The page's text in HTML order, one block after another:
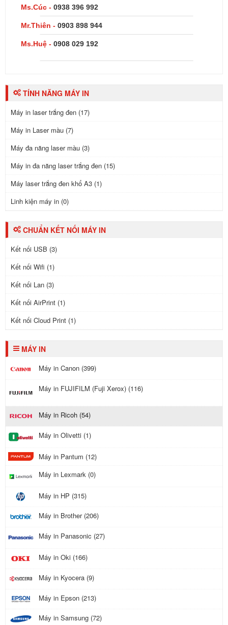
Ms.Cúc - 0938 396 992
Mr.Thiên - 0903 898 944
Ms.Huệ - 0908 029 192
TÍNH NĂNG MÁY IN
Máy in laser trắng đen (17)
Máy in Laser màu (7)
Máy đa năng laser màu (3)
Máy in đa năng laser trắng đen (15)
Máy laser trắng đen khổ A3 (1)
Linh kiện máy in (0)
CHUẨN KẾT NỐI MÁY IN
Kết nối USB (3)
Kết nối Wifi (1)
Kết nối Lan (3)
Kết nối AirPrint (1)
Kết nối Cloud Print (1)
MÁY IN
Máy in Canon (399)
Máy in FUJIFILM (Fuji Xerox) (116)
Máy in Ricoh (54)
Máy in Olivetti (1)
Máy in Pantum (12)
Máy in Lexmark (0)
Máy in HP (315)
Máy in Brother (206)
Máy in Panasonic (27)
Máy in Oki (166)
Máy in Kyocera (9)
Máy in Epson (213)
Máy in Samsung (72)